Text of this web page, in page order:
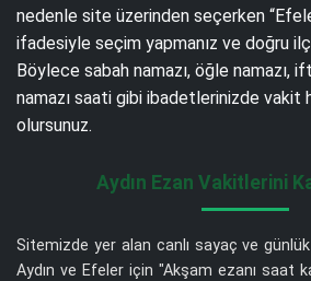
nedenle site üzerinden seçerken
ifadesiyle seçim yapmanız ve doğru
Böylece sabah namazı, öğle namazı,
namazı saati gibi ibadetlerinizde vakit
olursunuz.
Aydın Ezan Vakitlerini
Sitemizde yer alan canlı sayaç ve günlük
Aydın ve Efeler için "Akşam ezanı saat